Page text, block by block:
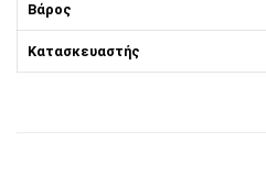
Βάρος
Κατασκευαστής